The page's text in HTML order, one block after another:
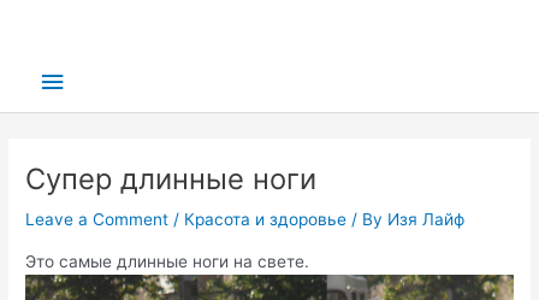
Main
Супер длинные ноги
Leave a Comment / Красота и здоровье / By Изя Лайф
Это самые длинные ноги на свете.